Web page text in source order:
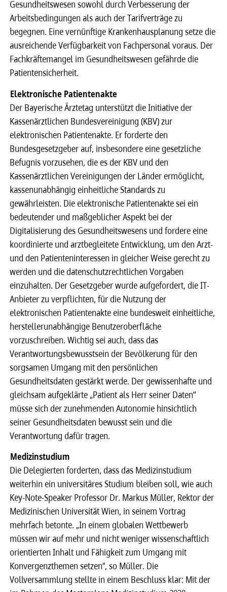
Gesundheitswesen sowohl durch Verbesserung der
Arbeitsbedingungen als auch der Tarifverträge zu
begegnen. Eine vernünftige Krankenhausplanung setze die
ausreichende Verfügbarkeit von Fachpersonal voraus. Der
Fachkräftemangel im Gesundheitswesen gefährde die
Patientensicherheit.
Elektronische Patientenakte
Der Bayerische Ärztetag unterstützt die Initiative der
Kassenärztlichen Bundesvereinigung (KBV) zur
elektronischen Patientenakte. Er forderte den
Bundesgesetzgeber auf, insbesondere eine gesetzliche
Befugnis vorzusehen, die es der KBV und den
Kassenärztlichen Vereinigungen der Länder ermöglicht,
kassenunabhängig einheitliche Standards zu
gewährleisten. Die elektronische Patientenakte sei ein
bedeutender und maßgeblicher Aspekt bei der
Digitalisierung des Gesundheitswesens und fordere eine
koordinierte und arztbegleitete Entwicklung, um den Arzt-
und den Patienteninteressen in gleicher Weise gerecht zu
werden und die datenschutzrechtlichen Vorgaben
einzuhalten. Der Gesetzgeber wurde aufgefordert, die IT-
Anbieter zu verpflichten, für die Nutzung der
elektronischen Patientenakte eine bundesweit einheitliche,
herstellerunabhängige Benutzeroberfläche
vorzuschreiben. Wichtig sei auch, dass das
Verantwortungsbewusstsein der Bevölkerung für den
sorgsamen Umgang mit den persönlichen
Gesundheitsdaten gestärkt werde. Der gewissenhafte und
gleichsam aufgeklärte „Patient als Herr seiner Daten“
müsse sich der zunehmenden Autonomie hinsichtlich
seiner Gesundheitsdaten bewusst sein und die
Verantwortung dafür tragen.
Medizinstudium
Die Delegierten forderten, dass das Medizinstudium
weiterhin ein universitäres Studium bleiben soll, wie auch
Key-Note-Speaker Professor Dr. Markus Müller, Rektor der
Medizinischen Universität Wien, in seinem Vortrag
mehrfach betonte. „In einem globalen Wettbewerb
müssen wir auf mehr und nicht weniger wissenschaftlich
orientierten Inhalt und Fähigkeit zum Umgang mit
Konvergenzthemen setzen“, so Müller. Die
Vollversammlung stellte in einem Beschluss klar: Mit der